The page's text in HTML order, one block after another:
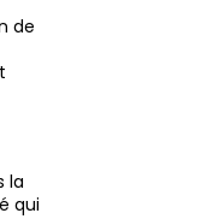
de
la
qui